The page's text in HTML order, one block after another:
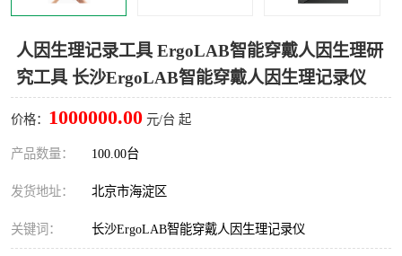
人因生理记录工具 ErgoLAB智能穿戴人因生理研
究工具 长沙ErgoLAB智能穿戴人因生理记录仪
价格： 1000000.00 元/台 起
产品数量： 100.00台
发货地址： 北京市海淀区
关键词： 长沙ErgoLAB智能穿戴人因生理记录仪